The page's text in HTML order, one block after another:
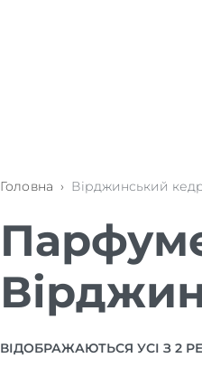
Головна › Вірджинський
ВІДОБРАЖАЮТЬСЯ УСІ З 2